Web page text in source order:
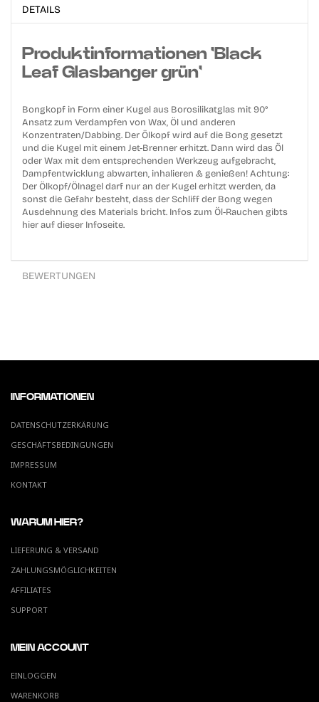
DETAILS
Produktinformationen 'Black
Leaf Glasbanger grün'
Bongkopf in Form einer Kugel aus Borosilikatglas mit 90°
Ansatz zum Verdampfen von Wax, Öl und anderen
Konzentraten/Dabbing. Der Ölkopf wird auf die Bong gesetzt
und die Kugel mit einem Jet-Brenner erhitzt. Dann wird das Öl
oder Wax mit dem entsprechenden Werkzeug aufgebracht,
Dampfentwicklung abwarten, inhalieren & genießen! Achtung:
Der Ölkopf/Ölnagel darf nur an der Kugel erhitzt werden, da
sonst die Gefahr besteht, dass der Schliff der Bong wegen
Ausdehnung des Materials bricht. Infos zum Öl-Rauchen gibts
hier auf dieser Infoseite.
BEWERTUNGEN
INFORMATIONEN
DATENSCHUTZERKÄRUNG
GESCHÄFTSBEDINGUNGEN
IMPRESSUM
KONTAKT
WARUM HIER?
LIEFERUNG & VERSAND
ZAHLUNGSMÖGLICHKEITEN
AFFILIATES
SUPPORT
MEIN ACCOUNT
EINLOGGEN
WARENKORB